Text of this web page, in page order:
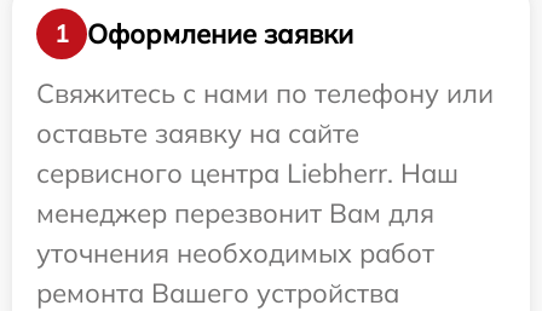
1
Оформление заявки
Свяжитесь с нами по телефону или
оставьте заявку на сайте
сервисного центра Liebherr. Наш
менеджер перезвонит Вам для
уточнения необходимых работ
ремонта Вашего устройства